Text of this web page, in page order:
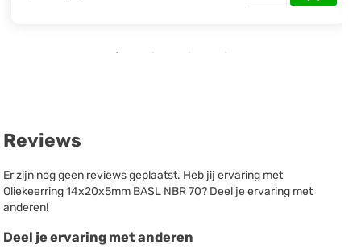
Reviews
Er zijn nog geen reviews geplaatst. Heb jij ervaring met
Oliekeerring 14x20x5mm BASL NBR 70? Deel je ervaring met
anderen!
Deel je ervaring met anderen